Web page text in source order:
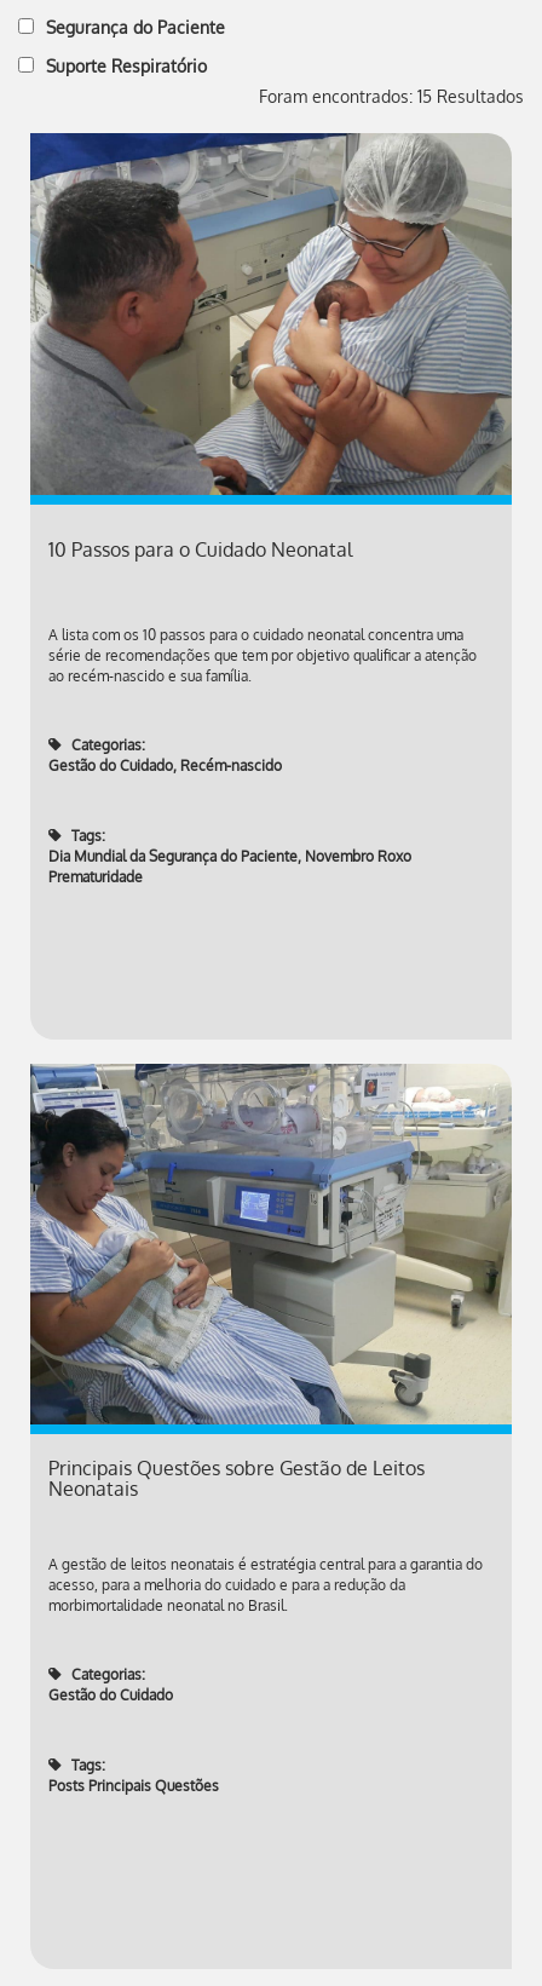
Segurança do Paciente
Suporte Respiratório
Foram encontrados: 15 Resultados
10 Passos para o Cuidado Neonatal
A lista com os 10 passos para o cuidado neonatal concentra uma
série de recomendações que tem por objetivo qualificar a atenção
ao recém-nascido e sua família.
Categorias:
Gestão do Cuidado, Recém-nascido
Tags:
Dia Mundial da Segurança do Paciente, Novembro Roxo
Prematuridade
Principais Questões sobre Gestão de Leitos
Neonatais
A gestão de leitos neonatais é estratégia central para a garantia do
acesso, para a melhoria do cuidado e para a redução da
morbimortalidade neonatal no Brasil.
Categorias:
Gestão do Cuidado
Tags:
Posts Principais Questões